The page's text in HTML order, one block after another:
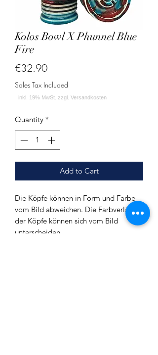
Kolos Bowl X Phunnel Blue
Fire
€32.90Price
Sales Tax Included
Quantity *
Add to Cart
Die Köpfe können in Form und Farbe
vom Bild abweichen. Die Farbverläufe
der Köpfe können sich vom Bild
unterscheiden.